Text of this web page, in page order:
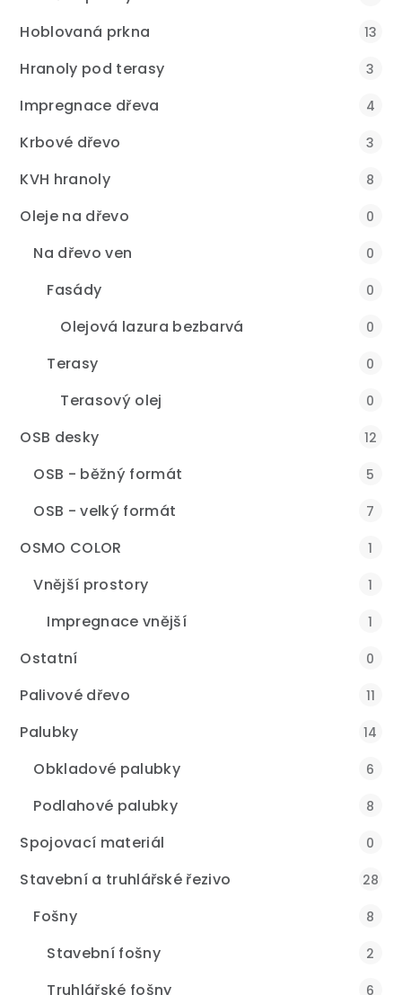
Hoblovaná prkna 13
Hranoly pod terasy 3
Impregnace dřeva 4
Krbové dřevo 3
KVH hranoly 8
Oleje na dřevo 0
Na dřevo ven 0
Fasády 0
Olejová lazura bezbarvá 0
Terasy 0
Terasový olej 0
OSB desky 12
OSB - běžný formát 5
OSB - velký formát 7
OSMO COLOR 1
Vnější prostory 1
Impregnace vnější 1
Ostatní 0
Palivové dřevo 11
Palubky 14
Obkladové palubky 6
Podlahové palubky 8
Spojovací materiál 0
Stavební a truhlářské řezivo 28
Fošny 8
Stavební fošny 2
Truhlářské fošny 6